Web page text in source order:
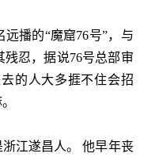
播的“魔窟76号”，与
忍，据说76号总部审
的人大多捱不住会招
江遂昌人。 他早年丧